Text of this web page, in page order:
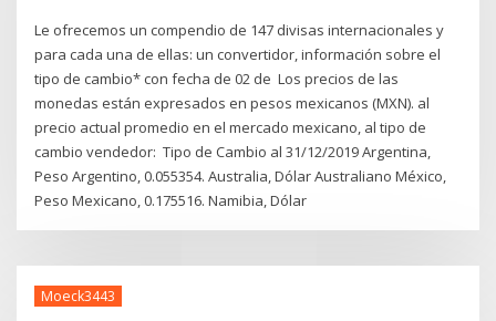
Le ofrecemos un compendio de 147 divisas internacionales y
para cada una de ellas: un convertidor, información sobre el
tipo de cambio* con fecha de 02 de Los precios de las
monedas están expresados en pesos mexicanos (MXN). al
precio actual promedio en el mercado mexicano, al tipo de
cambio vendedor: Tipo de Cambio al 31/12/2019 Argentina,
Peso Argentino, 0.055354. Australia, Dólar Australiano México,
Peso Mexicano, 0.175516. Namibia, Dólar
Moeck3443